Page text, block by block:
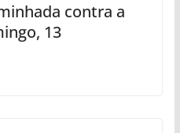
contra a
13